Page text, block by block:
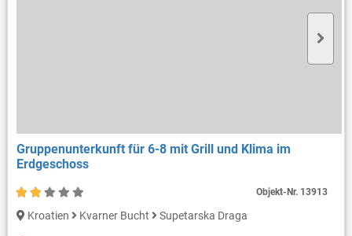
Gruppenunterkunft für 6-8 mit Grill und Klima im
Erdgeschoss
Kroatien Kvarner Bucht Supetarska Draga
Objekt-Nr. 13913